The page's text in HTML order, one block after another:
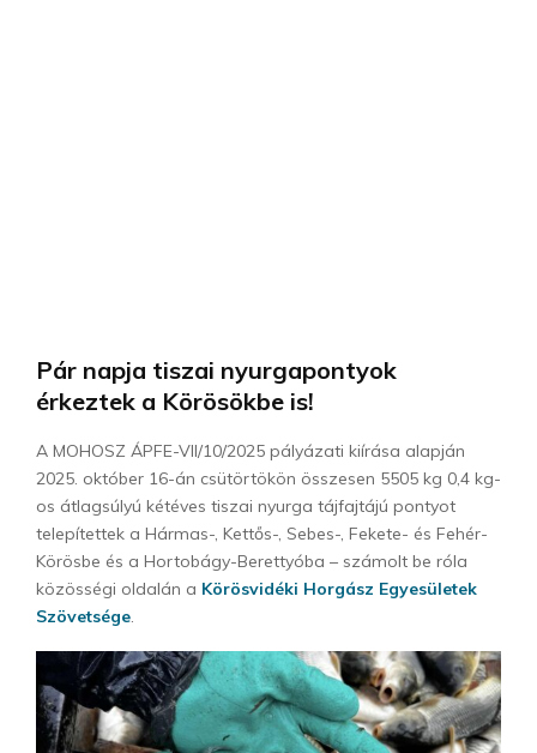
Pár napja tiszai nyurgapontyok
érkeztek a Körösökbe is!
A MOHOSZ ÁPFE-VII/10/2025 pályázati kiírása alapján
2025. október 16-án csütörtökön összesen 5505 kg 0,4 kg-
os átlagsúlyú kétéves tiszai nyurga tájfajtájú pontyot
telepítettek a Hármas-, Kettős-, Sebes-, Fekete- és Fehér-
Körösbe és a Hortobágy-Berettyóba – számolt be róla
közösségi oldalán a Körösvidéki Horgász Egyesületek
Szövetsége.